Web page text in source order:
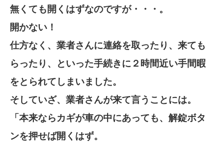
無くても開くはずなのですが・・・。
開かない！
仕方なく、業者さんに連絡を取ったり、来ても
らったり、といった手続きに２時間近い手間暇
をとられてしまいました。
そしていざ、業者さんが来て言うことには。
「本来ならカギが車の中にあっても、解錠ボタ
ンを押せば開くはず。